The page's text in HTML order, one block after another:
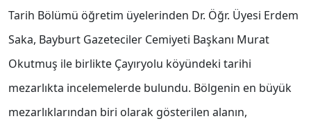
Tarih Bölümü öğretim üyelerinden Dr. Öğr. Üyesi Erdem
Saka, Bayburt Gazeteciler Cemiyeti Başkanı Murat
Okutmuş ile birlikte Çayıryolu köyündeki tarihi
mezarlıkta incelemelerde bulundu. Bölgenin en büyük
mezarlıklarından biri olarak gösterilen alanın,